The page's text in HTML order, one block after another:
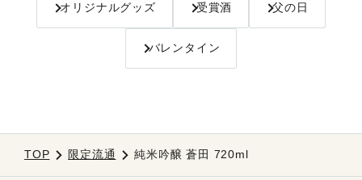
オリジナルグッズ 受賞酒 父の日
バレンタイン
TOP 限定流通 純米吟醸 蒼田 720ml